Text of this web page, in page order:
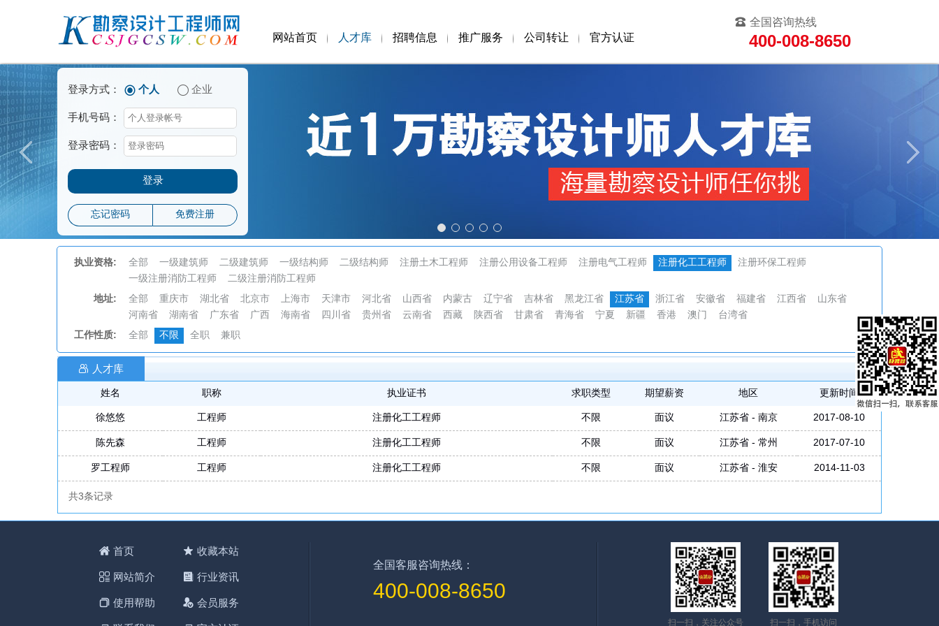
网站首页 人才库 招聘信息 推广服务 公司转让 官方认证
全国咨询热线
400-008-8650
登录方式： 个人 企业
手机号码：
登录密码：
登录
忘记密码 免费注册
执业资格: 全部 一级建筑师 二级建筑师 一级结构师 二级结构师 注册土木工程师 注册公用设备工程师 注册电气工程师 注册化工工程师
注册环保工程师
一级注册消防工程师
二级注册消防工程师
地址: 全部 重庆市 湖北省 北京市 上海市 天津市 河北省 山西省 内蒙古 辽宁省 吉林省 黑龙江省 江苏省 浙江省 安徽省 福建省 江西省
山东省
河南省
湖南省 广东省 广西 海南省 四川省 贵州省 云南省 西藏 陕西省 甘肃省 青海省 宁夏 新疆 香港 澳门 台湾省
工作性质: 全部 不限 全职 兼职
人才库
姓名 职称 执业证书 求职类型 期望薪资 地区 更新时间
徐悠悠 工程师 注册化工工程师 不限 面议 江苏省 - 南京 2017-08-10
陈先森 工程师 注册化工工程师 不限 面议 江苏省 - 常州 2017-07-10
罗工程师 工程师 注册化工工程师 不限 面议 江苏省 - 淮安 2014-11-03
共3条记录
首页 收藏本站
网站简介 行业资讯
使用帮助 会员服务
全国客服咨询热线：
400-008-8650
扫一扫，关注公众号 扫一扫，手机访问